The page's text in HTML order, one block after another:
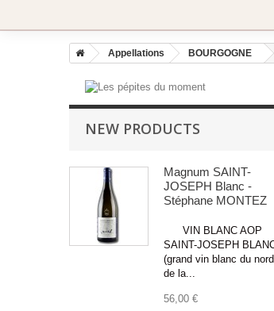
Appellations BOURGOGNE
NEW PRODUCTS
Magnum SAINT-
JOSEPH Blanc -
Stéphane MONTEZ
VIN BLANC AOP
SAINT-JOSEPH
(grand vin blanc du nord
de la...
56,00 €